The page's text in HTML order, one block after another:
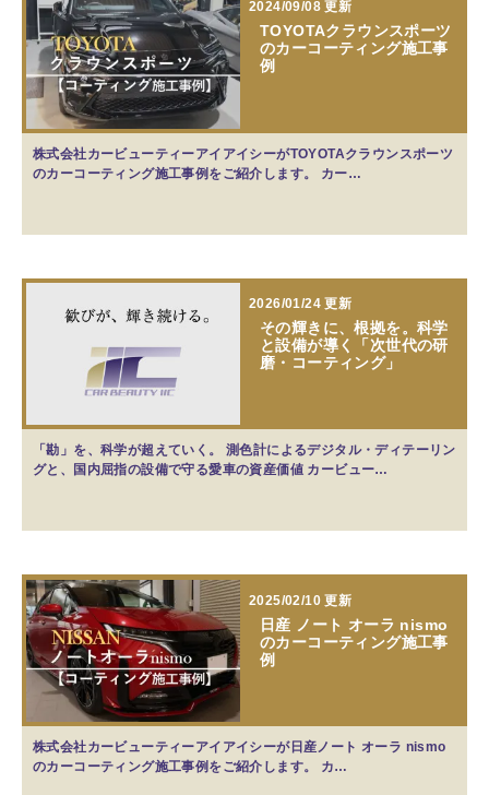
2024/09/08 更新
TOYOTAクラウンスポーツ
のカーコーティング施工事
例
株式会社カービューティーアイアイシーがTOYOTAクラウンスポーツ
のカーコーティング施工事例をご紹介します。 カー…
2026/01/24 更新
その輝きに、根拠を。科学
と設備が導く「次世代の研
磨・コーティング」
「勘」を、科学が超えていく。 測色計によるデジタル・ディテーリン
グと、国内屈指の設備で守る愛車の資産価値 カービュー…
2025/02/10 更新
日産 ノート オーラ nismo
のカーコーティング施工事
例
株式会社カービューティーアイアイシーが日産ノート オーラ nismo
のカーコーティング施工事例をご紹介します。 カ…